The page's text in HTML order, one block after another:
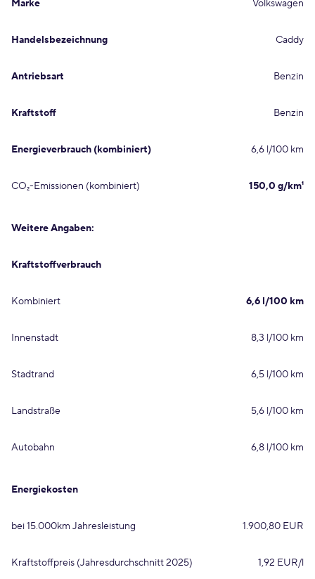
Marke Volkswagen
Handelsbezeichnung Caddy
Antriebsart Benzin
Kraftstoff Benzin
Energieverbrauch (kombiniert) 6,6 l/100 km
CO₂-Emissionen (kombiniert) 150,0 g/km¹
Weitere Angaben:
Kraftstoffverbrauch
Kombiniert 6,6 l/100 km
Innenstadt 8,3 l/100 km
Stadtrand 6,5 l/100 km
Landstraße 5,6 l/100 km
Autobahn 6,8 l/100 km
Energiekosten
bei 15.000km Jahresleistung 1.900,80 EUR
Kraftstoffpreis (Jahresdurchschnitt 2025) 1,92 EUR/l